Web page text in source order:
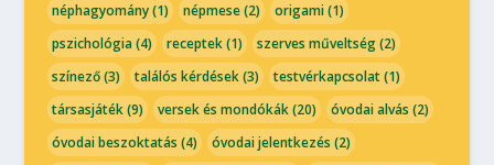
néphagyomány(1) népmese(2) origami(1)
pszichológia(4) receptek(1) szerves műveltség(2)
színező(3) találós kérdések(3) testvérkapcsolat(1)
társasjáték(9) versek és mondókák(20) óvodai alvás (2)
óvodai beszoktatás (4) óvodai jelentkezés (2)